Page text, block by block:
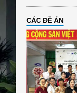
CÁC ĐỀ ÁN